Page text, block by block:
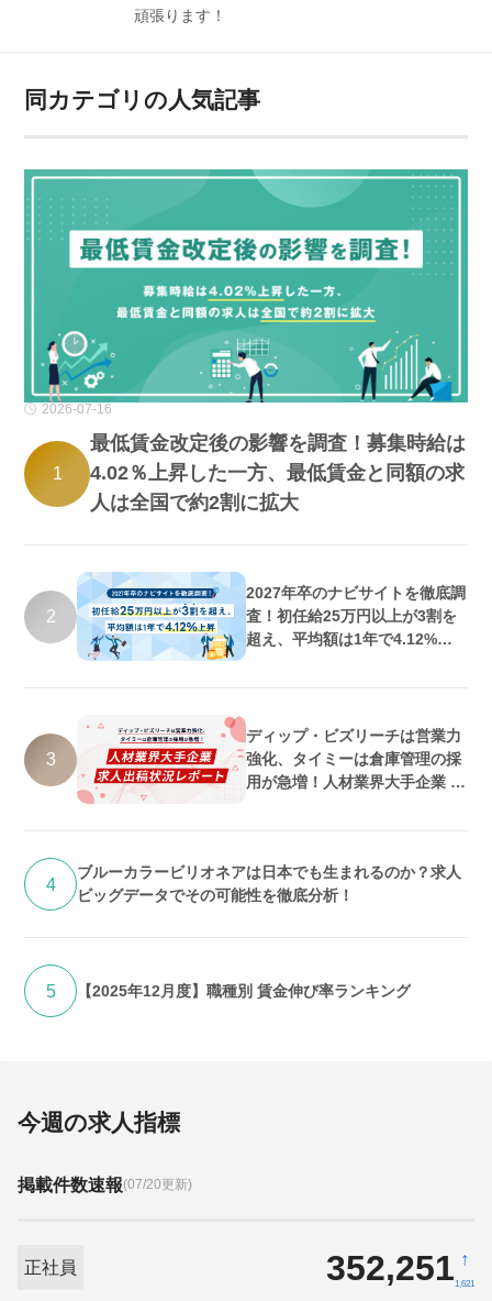
頑張ります！
同カテゴリの人気記事
2026-07-16
1
最低賃金改定後の影響を調査！募集時給は
4.02％上昇した一方、最低賃金と同額の求
人は全国で約2割に拡大
2
2027年卒のナビサイトを徹底調
査！初任給25万円以上が3割を
超え、平均額は1年で4.12%上
3
ディップ・ビズリーチは営業力
強化、タイミーは倉庫管理の採
用が急増！人材業界大手企業 求
4
ブルーカラービリオネアは日本でも生まれるのか？求人
ビッグデータでその可能性を徹底分析！
5 【2025年12月度】職種別 賃金伸び率ランキング
今週の求人指標
掲載件数速報(07/20更新)
正社員 352,251 ↑
1,621